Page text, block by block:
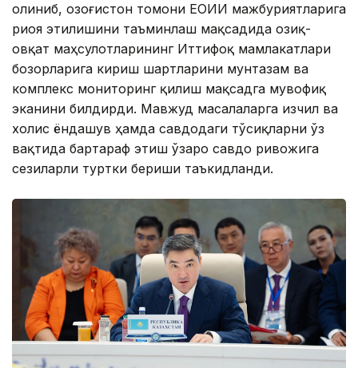
олиниб, Қозоғистон томони ЕОИИ мажбуриятларига
риоя этилишини таъминлаш мақсадида озиқ-
овқат маҳсулотларининг Иттифоқ мамлакатлари
бозорларига кириш шартларини мунтазам ва
комплекс мониторинг қилиш мақсадга мувофиқ
эканини билдирди. Мавжуд масалаларга изчил ва
холис ёндашув ҳамда савдодаги тўсиқларни ўз
вақтида бартараф этиш ўзаро савдо ривожига
сезиларли туртки бериши таъкидланди.